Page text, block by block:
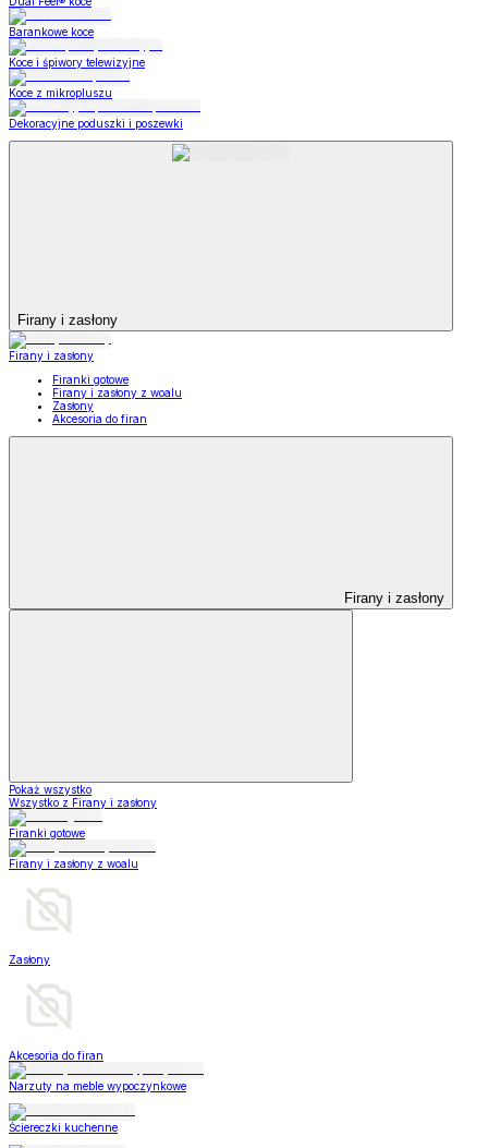
Barankowe koce
Koce i śpiwory telewizyjne
Koce z mikropluszu
Dekoracyjne poduszki i poszewki
Firany i zasłony
Firany i zasłony
Firanki gotowe
Firany i zasłony z woalu
Zasłony
Akcesoria do firan
Firany i zasłony
Pokaż wszystko
Wszystko z Firany i zasłony
Firanki gotowe
Firany i zasłony z woalu
Zasłony
Akcesoria do firan
Narzuty na meble wypoczynkowe
Ściereczki kuchenne